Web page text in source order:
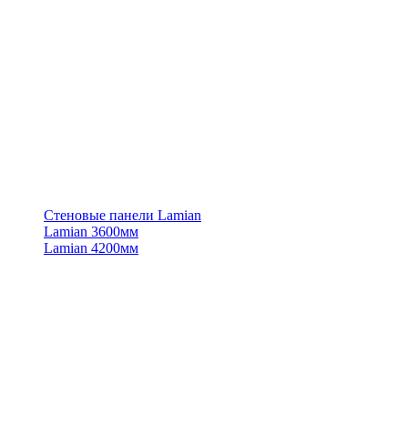
Стеновые панели Lamian
Lamian 3600мм
Lamian 4200мм